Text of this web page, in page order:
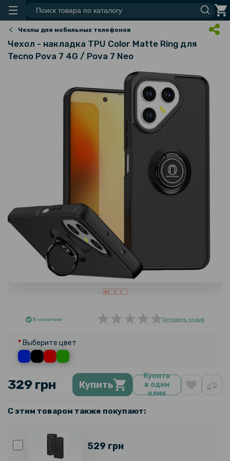
Чехлы для мобильных телефонов
Чехол - накладка TPU Color Matte Ring для
Tecno Pova 7 4G / Pova 7 Neo
В наличии Оставить отзыв
Выберите цвет
329 грн Купить
Купить
в один
клик
С этим товаром также покупают:
529 грн